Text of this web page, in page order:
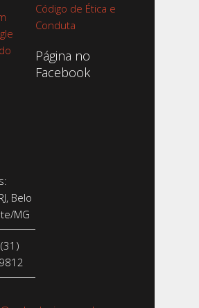
Código de Ética e
Conduta
Página no
Facebook
Belo
MG